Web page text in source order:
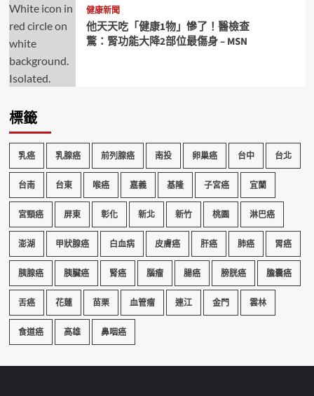
健康新聞
他天天吃「健康1物」慘了！醫檢查
驚：腎功能大降2部位最傷身 – MSN
標籤
乳癌 乳腺癌 前列腺癌 南投 卵巢癌 台中 台北
台南 台東 喉癌 嘉義 基隆 子宮癌 宜蘭
宮頸癌 屏東 彰化 新北 新竹 桃園 淋巴癌
澎湖 甲狀腺癌 白血病 皮膚癌 肝癌 肺癌 胃癌
胰腺癌 胰臟癌 腎癌 腦瘤 腸癌 膀胱癌 膽囊癌
舌癌 花蓮 苗栗 血管瘤 連江 金門 雲林
食道癌 高雄 鼻咽癌